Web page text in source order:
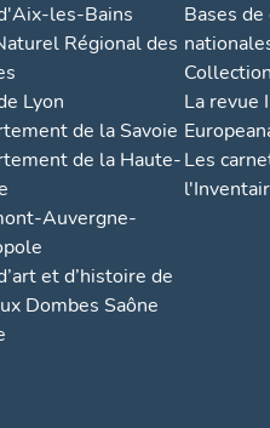
les-Bains
Régional des
Lyon
de la Savoie
de la Haute-
Auvergne-
et d’histoire de
Dombes Saône
Bases
La revue
Les